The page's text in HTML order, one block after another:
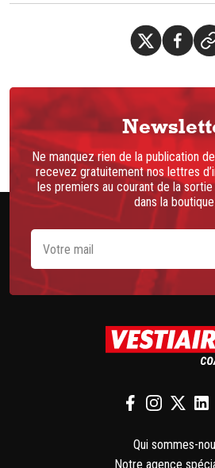
Ne manquez rien de la publication
recevez gratuitement nos lettres
les premiers au courant de la sortie
dans la
Qui sommes-
Notre agence